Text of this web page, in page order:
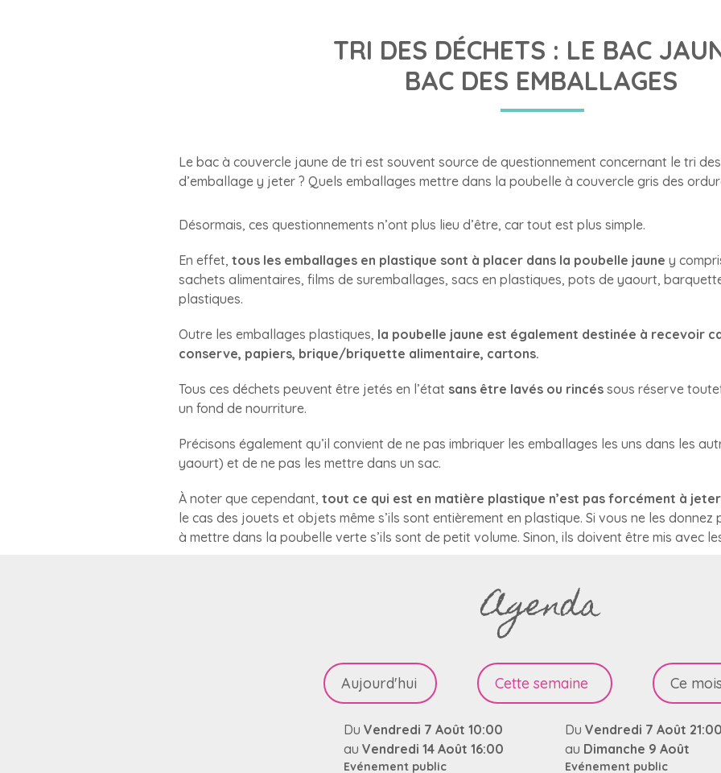
TRI DES DÉCHETS : LE BAC
BAC DES EMBALLAGES
Le bac à couvercle jaune de tri est souvent source de questionnement concernant le tri
d’emballage y jeter ? Quels emballages mettre dans la poubelle à couvercle gris des
Désormais, ces questionnements n’ont plus lieu d’être, car tout est plus simple.
En effet, tous les emballages en plastique sont à placer dans la poubelle jaune y
sachets alimentaires, films de suremballages, sacs en plastiques, pots de yaourt,
plastiques.
Outre les emballages plastiques, la poubelle jaune est également destinée à recevoir
conserve, papiers, brique/briquette alimentaire, cartons.
Tous ces déchets peuvent être jetés en l’état sans être lavés ou rincés sous réserve
un fond de nourriture.
Précisons également qu’il convient de ne pas imbriquer les emballages les uns dans les
yaourt) et de ne pas les mettre dans un sac.
À noter que cependant, tout ce qui est en matière plastique n’est pas forcément à
le cas des jouets et objets même s’ils sont entièrement en plastique. Si vous ne les
à mettre dans la poubelle verte s’ils sont de petit volume. Sinon, ils doivent être mis avec
Agenda
Aujourd'hui Cette semaine Ce
Du Vendredi 7 Août 10:00
au Vendredi 14 Août 16:00
Evénement public
Du Vendredi 7 Août 21:00
au Dimanche 9 Août
Evénement public